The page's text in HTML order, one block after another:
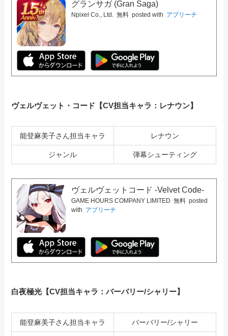
グランサガ (Gran Saga)
Npixel Co., Ltd. 無料 posted with アプリーチ
ヴェルヴェット・コード【CV担当キャラ：レナウン】
能登麻美子さん担当キャラ レナウン
ジャンル 弾幕シューティング
ヴェルヴェットコード -Velvet Code-
GAME HOURS COMPANY LIMITED 無料 posted
with アプリーチ
白夜極光【CV担当キャラ：バーバリー/シャリー】
能登麻美子さん担当キャラ バーバリー/シャリー